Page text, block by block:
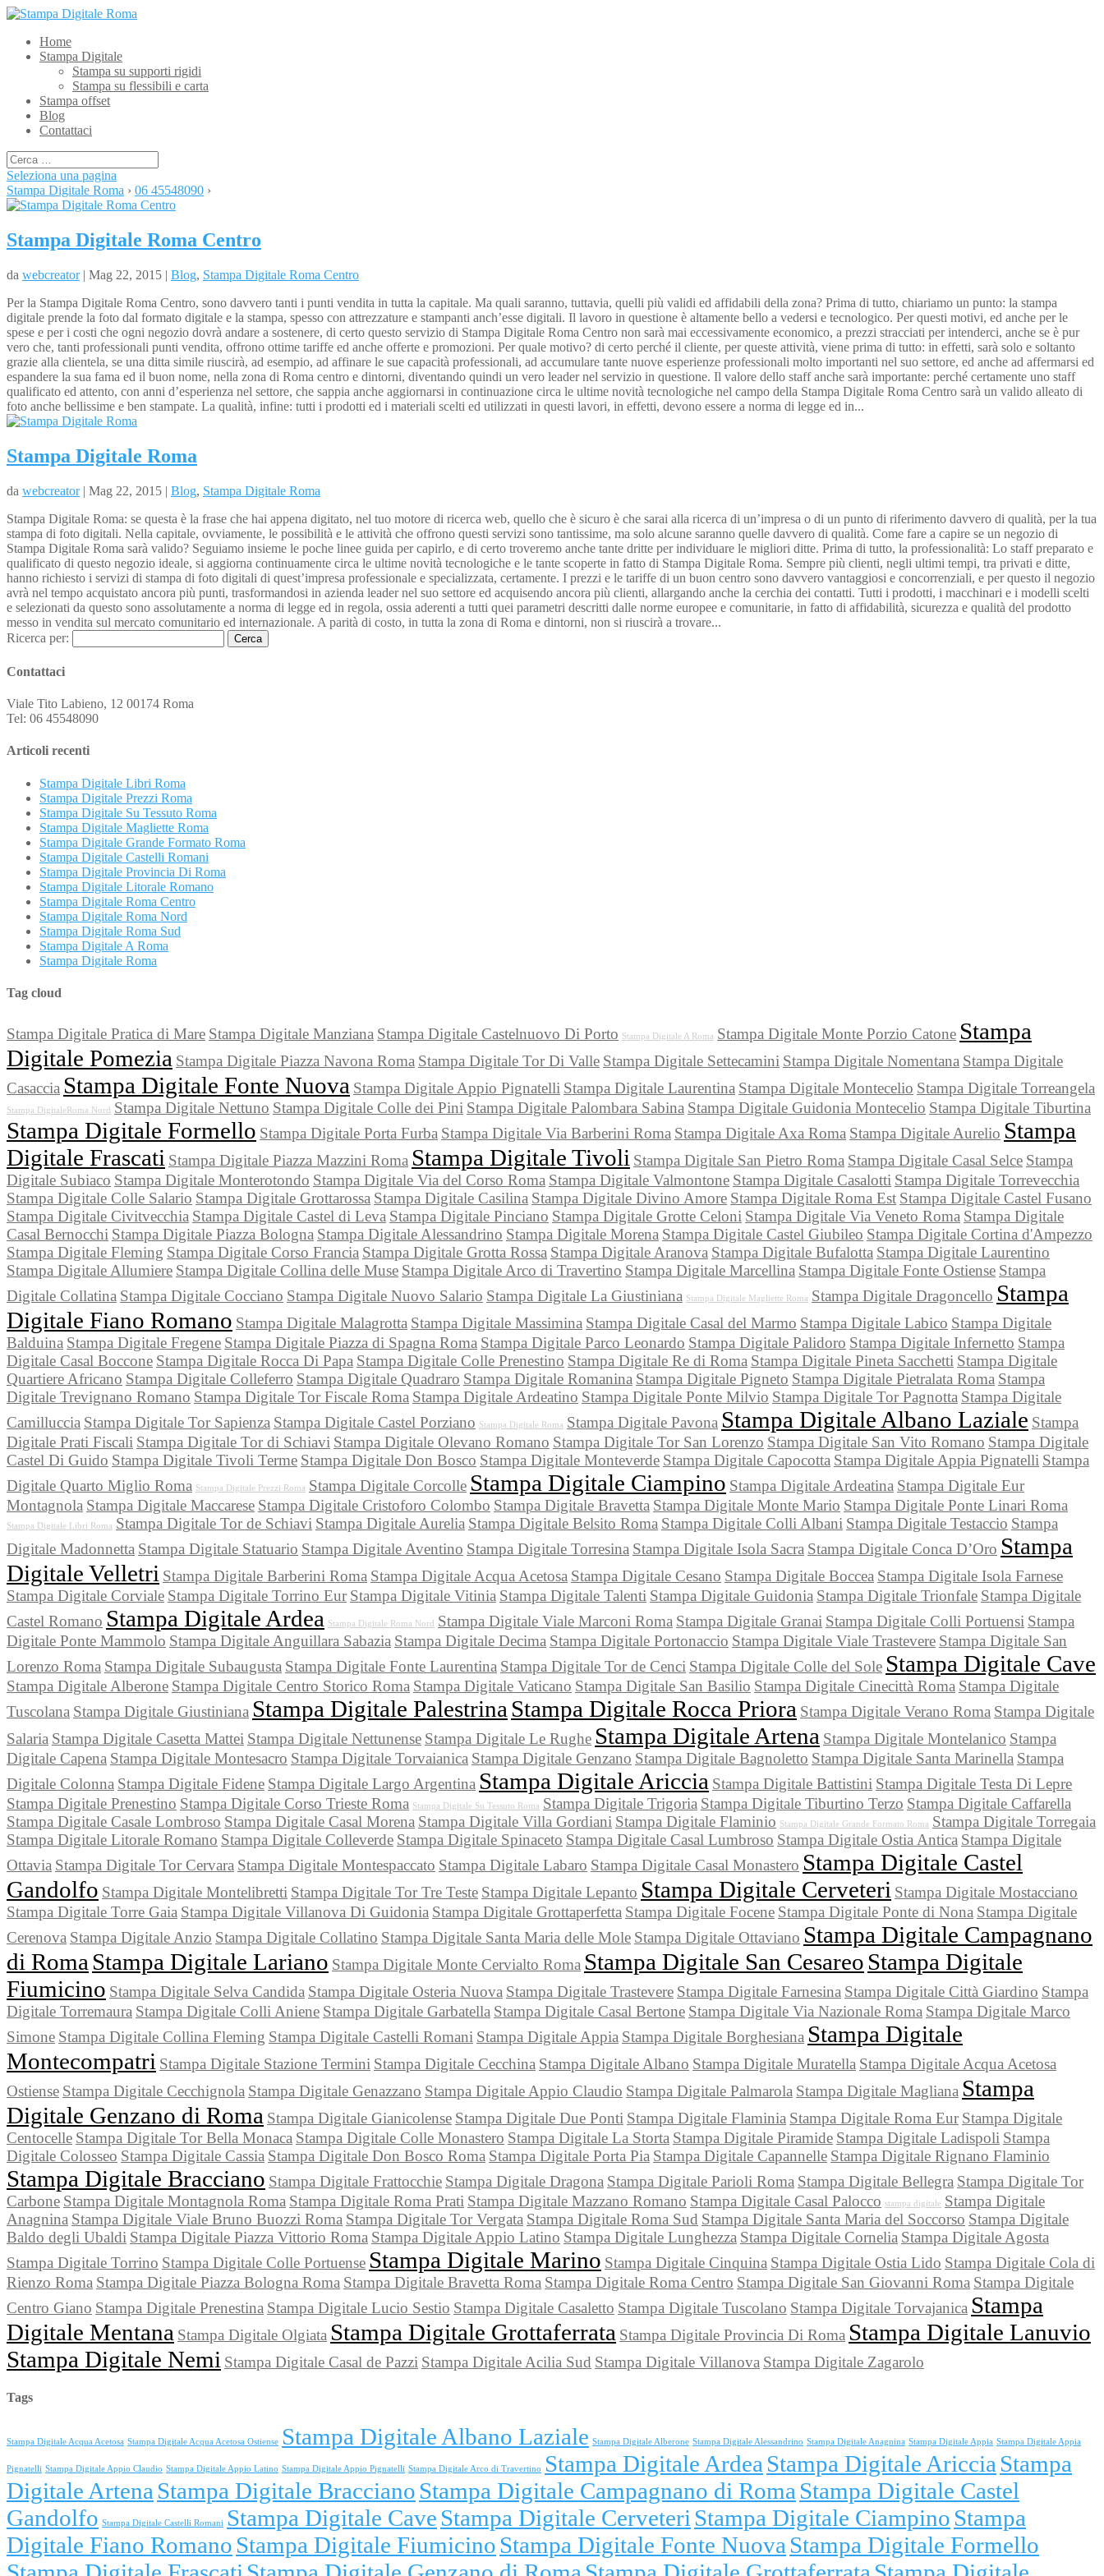
Home
Stampa Digitale
Stampa su supporti rigidi
Stampa su flessibili e carta
Stampa offset
Blog
Contattaci
Seleziona una pagina
Stampa Digitale Roma › 06 45548090 ›
Stampa Digitale Roma Centro
da webcreator| Mag 22, 2015 | Blog, Stampa Digitale Roma Centro
Per la Stampa Digitale Roma Centro, sono davvero tanti i punti vendita in tutta la capitale. Ma quali saranno, tuttavia, quelli più validi ed affidabili della zona? Prima di tutto, chiariamo un punto: la stampa
digitale prende la foto dal formato digitale e la stampa, spesso con attrezzature e stampanti anch’esse digitali. Il lavoro in questione è altamente bello a vedersi e tecnologico. Per questi motivi, ed anche per le
spese e per i costi che ogni negozio dovrà andare a sostenere, di certo questo servizio di Stampa Digitale Roma Centro non sarà mai eccessivamente economico, a prezzi stracciati per intenderci, anche se è pur
vero che, tanti professionali punti vendita, offrono ottime tariffe ed anche offerte e promozioni. Per quale motivo? di certo perché il cliente, per queste attività, viene prima di tutto: in effetti, sarà solo e soltanto
grazie alla clientela, se una ditta simile riuscirà, ad esempio, ad affinare le sue capacità professionali, ad accumulare tante nuove esperienze professionali molto importanti nel suo settore, ed anche ad affermarsi ed
espandere la sua fama ed il buon nome, nella zona di Roma centro e dintorni, diventando quindi un vero leader nel servizio in questione. Il valore dello staff anche sarà importante: perché certamente uno staff
qualificato ed attento, con anni d’esperienza nel settore, che sappia anche aggiornarsi in continuazione circa le ultime novità tecnologiche nel campo della Stampa Digitale Roma Centro sarà un valido alleato di
foto anche bellissime e ben stampate. La qualità, infine: tutti i prodotti ed i materiali scelti ed utilizzati in questi lavori, in effetti, devono essere a norma di legge ed in...
Stampa Digitale Roma
da webcreator| Mag 22, 2015 | Blog, Stampa Digitale Roma
Stampa Digitale Roma: se questa è la frase che hai appena digitato, nel tuo motore di ricerca web, quello che è sicuro è che sarai alla ricerca di un’impresa o di un punto di riferimento davvero di qualità, per la tua
stampa di foto digitali. Nella capitale, ovviamente, le possibilità e le attività che offrono questi servizi sono tantissime, ma solo alcune saranno quelle davvero di qualità. Come fare a capire se un negozio di
Stampa Digitale Roma sarà valido? Seguiamo insieme le poche linee guida per capirlo, e di certo troveremo anche tante dritte per individuare le migliori ditte. Prima di tutto, la professionalità: Lo staff preparato e
qualificato di questo negozio ideale, si aggiorna continuamente circa le ultime novità tecnologiche e le tante scoperte in fatto di Stampa Digitale Roma. Sempre più clienti, negli ultimi tempi, tra privati e ditte,
hanno richiesto i servizi di stampa di foto digitali di quest’impresa professionale e specializzata, certamente. I prezzi e le tariffe di un buon centro sono davvero vantaggiosi e concorrenziali, e per questo il negozio
avrà nel tempo acquistato ancora più punti, trasformandosi in azienda leader nel suo settore ed acquisendo ancora più clienti, allargando anche la cerchia dei contatti. Tutti i prodotti, i macchinari e i modelli scelti
e selezionati da questo sono assolutamente a norma di legge ed in regola, ossia aderenti a tutti quei parametri descritti dalle norme europee e comunitarie, in fatto di affidabilità, sicurezza e qualità del prodotto
messo in vendita sul mercato comunitario ed internazionale. A parità di costo, in tutta la zona di Roma e dintorni, non si riuscirà a trovare...
Ricerca per:
Contattaci
Viale Tito Labieno, 12 00174 Roma
Tel: 06 45548090
Articoli recenti
Stampa Digitale Libri Roma
Stampa Digitale Prezzi Roma
Stampa Digitale Su Tessuto Roma
Stampa Digitale Magliette Roma
Stampa Digitale Grande Formato Roma
Stampa Digitale Castelli Romani
Stampa Digitale Provincia Di Roma
Stampa Digitale Litorale Romano
Stampa Digitale Roma Centro
Stampa Digitale Roma Nord
Stampa Digitale Roma Sud
Stampa Digitale A Roma
Stampa Digitale Roma
Tag cloud
Stampa Digitale Pratica di Mare Stampa Digitale Manziana Stampa Digitale Castelnuovo Di Porto Stampa Digitale A Roma Stampa Digitale Monte Porzio Catone Stampa
Digitale Pomezia Stampa Digitale Piazza Navona Roma Stampa Digitale Tor Di Valle Stampa Digitale Settecamini Stampa Digitale Nomentana Stampa Digitale
Casaccia Stampa Digitale Fonte Nuova Stampa Digitale Appio Pignatelli Stampa Digitale Laurentina Stampa Digitale Montecelio Stampa Digitale Torreangela
Stampa DigitaleRoma Nord Stampa Digitale Nettuno Stampa Digitale Colle dei Pini Stampa Digitale Palombara Sabina Stampa Digitale Guidonia Montecelio Stampa Digitale Tiburtina
Stampa Digitale Formello Stampa Digitale Porta Furba Stampa Digitale Via Barberini Roma Stampa Digitale Axa Roma Stampa Digitale Aurelio Stampa
Digitale Frascati Stampa Digitale Piazza Mazzini Roma Stampa Digitale Tivoli Stampa Digitale San Pietro Roma Stampa Digitale Casal Selce Stampa
Digitale Subiaco Stampa Digitale Monterotondo Stampa Digitale Via del Corso Roma Stampa Digitale Valmontone Stampa Digitale Casalotti Stampa Digitale Torrevecchia
Stampa Digitale Colle Salario Stampa Digitale Grottarossa Stampa Digitale Casilina Stampa Digitale Divino Amore Stampa Digitale Roma Est Stampa Digitale Castel Fusano
Stampa Digitale Civitvecchia Stampa Digitale Castel di Leva Stampa Digitale Pinciano Stampa Digitale Grotte Celoni Stampa Digitale Via Veneto Roma Stampa Digitale
Casal Bernocchi Stampa Digitale Piazza Bologna Stampa Digitale Alessandrino Stampa Digitale Morena Stampa Digitale Castel Giubileo Stampa Digitale Cortina d'Ampezzo
Stampa Digitale Fleming Stampa Digitale Corso Francia Stampa Digitale Grotta Rossa Stampa Digitale Aranova Stampa Digitale Bufalotta Stampa Digitale Laurentino
Stampa Digitale Allumiere Stampa Digitale Collina delle Muse Stampa Digitale Arco di Travertino Stampa Digitale Marcellina Stampa Digitale Fonte Ostiense Stampa
Digitale Collatina Stampa Digitale Cocciano Stampa Digitale Nuovo Salario Stampa Digitale La Giustiniana Stampa Digitale Magliette Roma Stampa Digitale Dragoncello Stampa
Digitale Fiano Romano Stampa Digitale Malagrotta Stampa Digitale Massimina Stampa Digitale Casal del Marmo Stampa Digitale Labico Stampa Digitale
Balduina Stampa Digitale Fregene Stampa Digitale Piazza di Spagna Roma Stampa Digitale Parco Leonardo Stampa Digitale Palidoro Stampa Digitale Infernetto Stampa
Digitale Casal Boccone Stampa Digitale Rocca Di Papa Stampa Digitale Colle Prenestino Stampa Digitale Re di Roma Stampa Digitale Pineta Sacchetti Stampa Digitale
Quartiere Africano Stampa Digitale Colleferro Stampa Digitale Quadraro Stampa Digitale Romanina Stampa Digitale Pigneto Stampa Digitale Pietralata Roma Stampa
Digitale Trevignano Romano Stampa Digitale Tor Fiscale Roma Stampa Digitale Ardeatino Stampa Digitale Ponte Milvio Stampa Digitale Tor Pagnotta Stampa Digitale
Camilluccia Stampa Digitale Tor Sapienza Stampa Digitale Castel Porziano Stampa Digitale Roma Stampa Digitale Pavona Stampa Digitale Albano Laziale Stampa
Digitale Prati Fiscali Stampa Digitale Tor di Schiavi Stampa Digitale Olevano Romano Stampa Digitale Tor San Lorenzo Stampa Digitale San Vito Romano Stampa Digitale
Castel Di Guido Stampa Digitale Tivoli Terme Stampa Digitale Don Bosco Stampa Digitale Monteverde Stampa Digitale Capocotta Stampa Digitale Appia Pignatelli Stampa
Digitale Quarto Miglio Roma Stampa Digitale Prezzi Roma Stampa Digitale Corcolle Stampa Digitale Ciampino Stampa Digitale Ardeatina Stampa Digitale Eur
Montagnola Stampa Digitale Maccarese Stampa Digitale Cristoforo Colombo Stampa Digitale Bravetta Stampa Digitale Monte Mario Stampa Digitale Ponte Linari Roma
Stampa Digitale Libri Roma Stampa Digitale Tor de Schiavi Stampa Digitale Aurelia Stampa Digitale Belsito Roma Stampa Digitale Colli Albani Stampa Digitale Testaccio Stampa
Digitale Madonnetta Stampa Digitale Statuario Stampa Digitale Aventino Stampa Digitale Torresina Stampa Digitale Isola Sacra Stampa Digitale Conca D’Oro Stampa
Digitale Velletri Stampa Digitale Barberini Roma Stampa Digitale Acqua Acetosa Stampa Digitale Cesano Stampa Digitale Boccea Stampa Digitale Isola Farnese
Stampa Digitale Corviale Stampa Digitale Torrino Eur Stampa Digitale Vitinia Stampa Digitale Talenti Stampa Digitale Guidonia Stampa Digitale Trionfale Stampa Digitale
Castel Romano Stampa Digitale Ardea Stampa Digitale Roma Nord Stampa Digitale Viale Marconi Roma Stampa Digitale Granai Stampa Digitale Colli Portuensi Stampa
Digitale Ponte Mammolo Stampa Digitale Anguillara Sabazia Stampa Digitale Decima Stampa Digitale Portonaccio Stampa Digitale Viale Trastevere Stampa Digitale San
Lorenzo Roma Stampa Digitale Subaugusta Stampa Digitale Fonte Laurentina Stampa Digitale Tor de Cenci Stampa Digitale Colle del Sole Stampa Digitale Cave
Stampa Digitale Alberone Stampa Digitale Centro Storico Roma Stampa Digitale Vaticano Stampa Digitale San Basilio Stampa Digitale Cinecittà Roma Stampa Digitale
Tuscolana Stampa Digitale Giustiniana Stampa Digitale Palestrina Stampa Digitale Rocca Priora Stampa Digitale Verano Roma Stampa Digitale
Salaria Stampa Digitale Casetta Mattei Stampa Digitale Nettunense Stampa Digitale Le Rughe Stampa Digitale Artena Stampa Digitale Montelanico Stampa
Digitale Capena Stampa Digitale Montesacro Stampa Digitale Torvaianica Stampa Digitale Genzano Stampa Digitale Bagnoletto Stampa Digitale Santa Marinella Stampa
Digitale Colonna Stampa Digitale Fidene Stampa Digitale Largo Argentina Stampa Digitale Ariccia Stampa Digitale Battistini Stampa Digitale Testa Di Lepre
Stampa Digitale Prenestino Stampa Digitale Corso Trieste Roma Stampa Digitale Su Tessuto Roma Stampa Digitale Trigoria Stampa Digitale Tiburtino Terzo Stampa Digitale Caffarella
Stampa Digitale Casale Lombroso Stampa Digitale Casal Morena Stampa Digitale Villa Gordiani Stampa Digitale Flaminio Stampa Digitale Grande Formato Roma Stampa Digitale Torregaia
Stampa Digitale Litorale Romano Stampa Digitale Colleverde Stampa Digitale Spinaceto Stampa Digitale Casal Lumbroso Stampa Digitale Ostia Antica Stampa Digitale
Ottavia Stampa Digitale Tor Cervara Stampa Digitale Montespaccato Stampa Digitale Labaro Stampa Digitale Casal Monastero Stampa Digitale Castel
Gandolfo Stampa Digitale Montelibretti Stampa Digitale Tor Tre Teste Stampa Digitale Lepanto Stampa Digitale Cerveteri Stampa Digitale Mostacciano
Stampa Digitale Torre Gaia Stampa Digitale Villanova Di Guidonia Stampa Digitale Grottaperfetta Stampa Digitale Focene Stampa Digitale Ponte di Nona Stampa Digitale
Cerenova Stampa Digitale Anzio Stampa Digitale Collatino Stampa Digitale Santa Maria delle Mole Stampa Digitale Ottaviano Stampa Digitale Campagnano
di Roma Stampa Digitale Lariano Stampa Digitale Monte Cervialto Roma Stampa Digitale San Cesareo Stampa Digitale
Fiumicino Stampa Digitale Selva Candida Stampa Digitale Osteria Nuova Stampa Digitale Trastevere Stampa Digitale Farnesina Stampa Digitale Città Giardino Stampa
Digitale Torremaura Stampa Digitale Colli Aniene Stampa Digitale Garbatella Stampa Digitale Casal Bertone Stampa Digitale Via Nazionale Roma Stampa Digitale Marco
Simone Stampa Digitale Collina Fleming Stampa Digitale Castelli Romani Stampa Digitale Appia Stampa Digitale Borghesiana Stampa Digitale
Montecompatri Stampa Digitale Stazione Termini Stampa Digitale Cecchina Stampa Digitale Albano Stampa Digitale Muratella Stampa Digitale Acqua Acetosa
Ostiense Stampa Digitale Cecchignola Stampa Digitale Genazzano Stampa Digitale Appio Claudio Stampa Digitale Palmarola Stampa Digitale Magliana Stampa
Digitale Genzano di Roma Stampa Digitale Gianicolense Stampa Digitale Due Ponti Stampa Digitale Flaminia Stampa Digitale Roma Eur Stampa Digitale
Centocelle Stampa Digitale Tor Bella Monaca Stampa Digitale Colle Monastero Stampa Digitale La Storta Stampa Digitale Piramide Stampa Digitale Ladispoli Stampa
Digitale Colosseo Stampa Digitale Cassia Stampa Digitale Don Bosco Roma Stampa Digitale Porta Pia Stampa Digitale Capannelle Stampa Digitale Rignano Flaminio
Stampa Digitale Bracciano Stampa Digitale Frattocchie Stampa Digitale Dragona Stampa Digitale Parioli Roma Stampa Digitale Bellegra Stampa Digitale Tor
Carbone Stampa Digitale Montagnola Roma Stampa Digitale Roma Prati Stampa Digitale Mazzano Romano Stampa Digitale Casal Palocco stampa digitale Stampa Digitale
Anagnina Stampa Digitale Viale Bruno Buozzi Roma Stampa Digitale Tor Vergata Stampa Digitale Roma Sud Stampa Digitale Santa Maria del Soccorso Stampa Digitale
Baldo degli Ubaldi Stampa Digitale Piazza Vittorio Roma Stampa Digitale Appio Latino Stampa Digitale Lunghezza Stampa Digitale Cornelia Stampa Digitale Agosta
Stampa Digitale Torrino Stampa Digitale Colle Portuense Stampa Digitale Marino Stampa Digitale Cinquina Stampa Digitale Ostia Lido Stampa Digitale Cola di
Rienzo Roma Stampa Digitale Piazza Bologna Roma Stampa Digitale Bravetta Roma Stampa Digitale Roma Centro Stampa Digitale San Giovanni Roma Stampa Digitale
Centro Giano Stampa Digitale Prenestina Stampa Digitale Lucio Sestio Stampa Digitale Casaletto Stampa Digitale Tuscolano Stampa Digitale Torvajanica Stampa
Digitale Mentana Stampa Digitale Olgiata Stampa Digitale Grottaferrata Stampa Digitale Provincia Di Roma Stampa Digitale Lanuvio
Stampa Digitale Nemi Stampa Digitale Casal de Pazzi Stampa Digitale Acilia Sud Stampa Digitale Villanova Stampa Digitale Zagarolo
Tags
Stampa Digitale Acqua Acetosa Stampa Digitale Acqua Acetosa Ostiense Stampa Digitale Albano Laziale Stampa Digitale Alberone Stampa Digitale Alessandrino Stampa Digitale Anagnina Stampa Digitale Appia Stampa Digitale Appia
Pignatelli Stampa Digitale Appio Claudio Stampa Digitale Appio Latino Stampa Digitale Appio Pignatelli Stampa Digitale Arco di Travertino Stampa Digitale Ardea Stampa Digitale Ariccia Stampa
Digitale Artena Stampa Digitale Bracciano Stampa Digitale Campagnano di Roma Stampa Digitale Castel
Gandolfo Stampa Digitale Castelli Romani Stampa Digitale Cave Stampa Digitale Cerveteri Stampa Digitale Ciampino Stampa
Digitale Fiano Romano Stampa Digitale Fiumicino Stampa Digitale Fonte Nuova Stampa Digitale Formello